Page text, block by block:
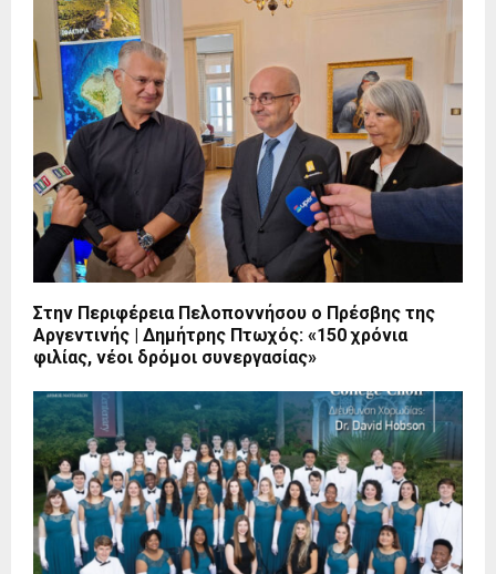
Στην Περιφέρεια Πελοποννήσου ο Πρέσβης της
Αργεντινής | Δημήτρης Πτωχός: «150 χρόνια
φιλίας, νέοι δρόμοι συνεργασίας»